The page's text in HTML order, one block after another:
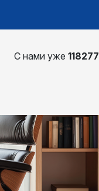
С нами уже 118277